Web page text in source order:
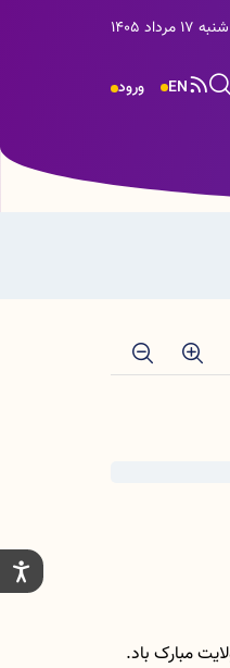
شنبه 17 مرداد 1405
ورود EN